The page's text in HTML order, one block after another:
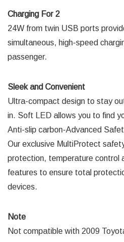
Charging For 2
24W from twin USB ports
simultaneous, high-speed
passenger.
Sleek and Convenient
Ultra-compact design to stay
in. Soft LED allows you to find
Anti-slip carbon-Advanced
Our exclusive MultiProtect
protection, temperature control
features to ensure total
devices.
Note
Not compatible with 2009